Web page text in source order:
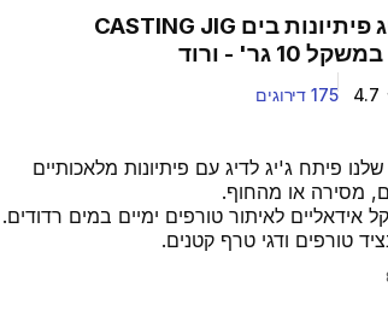
4.7 175 דירוגים
פיתח ג'יג לדיג עם פיתיונות מלאכותיים
מסירה או מהחוף.
אידאליים לאיתור טורפים ימיים במים רדודים.
טורפים ודגי טרף קטנים.